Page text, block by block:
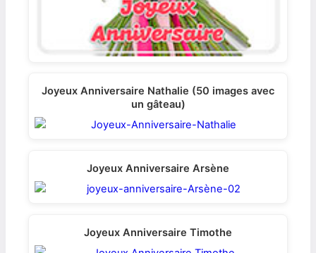
Joyeux Anniversaire Nathalie (50 images avec
un gâteau)
Joyeux Anniversaire Arsène
Joyeux Anniversaire Timothe